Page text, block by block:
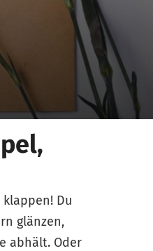
Du
glänzen,
abhält. Oder